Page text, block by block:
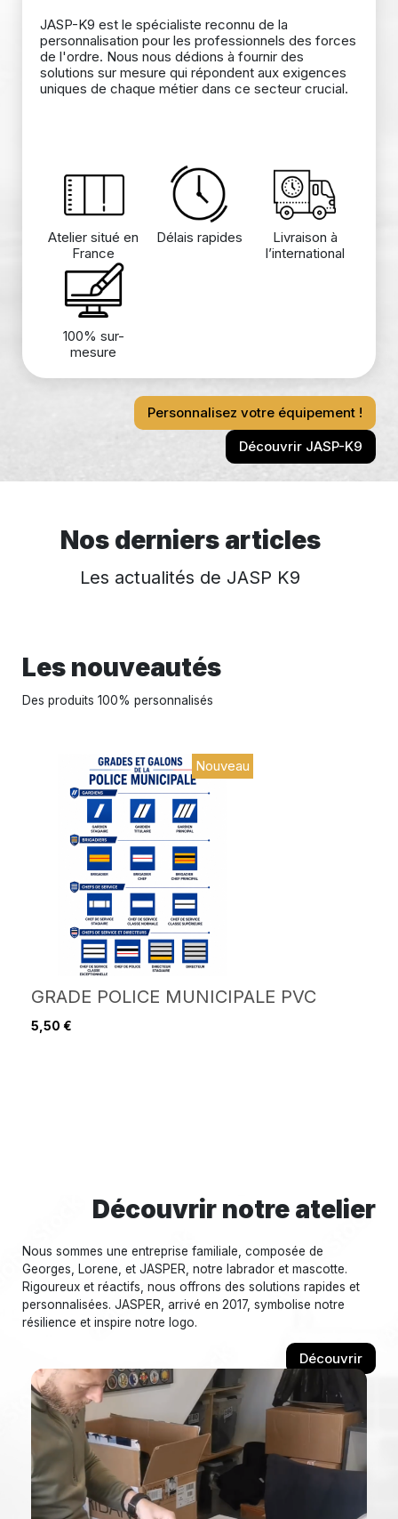
JASP-K9 est le spécialiste reconnu de la
personnalisation pour les professionnels des forces
de l'ordre. Nous nous dédions à fournir des
solutions sur mesure qui répondent aux exigences
uniques de chaque métier dans ce secteur crucial.
Atelier situé en
France
Délais rapides
Livraison à
l’international
100% sur-
mesure
Personnalisez votre équipement !
Découvrir JASP-K9
Nos derniers articles
Les actualités de JASP K9
Les nouveautés
Des produits 100% personnalisés
Nouveau
GRADE POLICE MUNICIPALE PVC
5,50 €
Découvrir notre atelier
Nous sommes une entreprise familiale, composée de
Georges, Lorene, et JASPER, notre labrador et mascotte.
Rigoureux et réactifs, nous offrons des solutions rapides et
personnalisées. JASPER, arrivé en 2017, symbolise notre
résilience et inspire notre logo.
Découvrir